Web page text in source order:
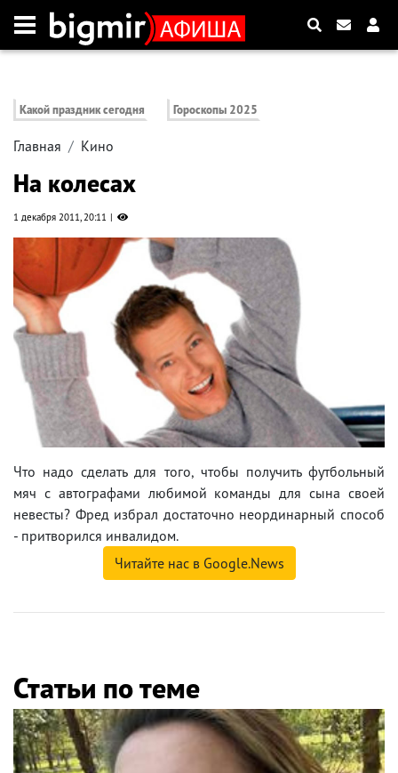
Какой праздник сегодня Гороскопы 2025
Главная Кино
На колесах
1 декабря 2011, 20:11
Что надо сделать для того, чтобы получить футбольный
мяч с автографами любимой команды для сына своей
невесты? Фред избрал достаточно неординарный способ
- притворился инвалидом.
Читайте нас в Google.News
Статьи по теме